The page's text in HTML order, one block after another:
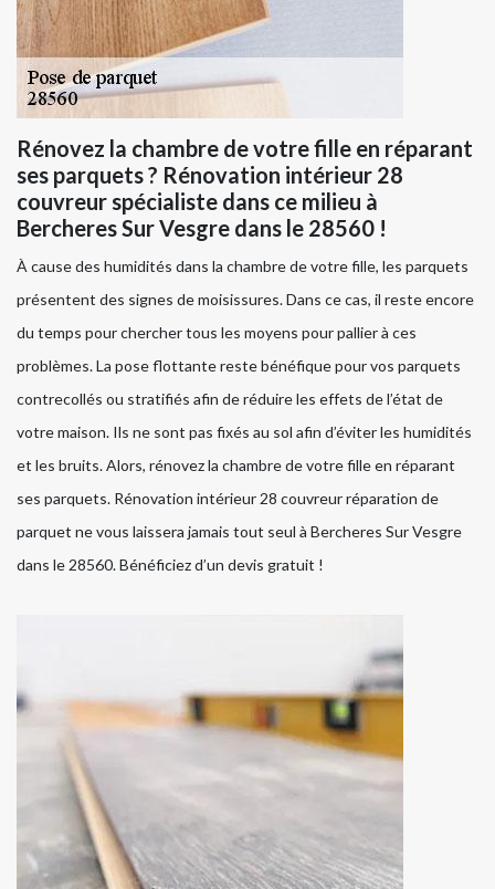
Rénovez la chambre de votre fille en réparant
ses parquets ? Rénovation intérieur 28
couvreur spécialiste dans ce milieu à
Bercheres Sur Vesgre dans le 28560 !
À cause des humidités dans la chambre de votre fille, les parquets
présentent des signes de moisissures. Dans ce cas, il reste encore
du temps pour chercher tous les moyens pour pallier à ces
problèmes. La pose flottante reste bénéfique pour vos parquets
contrecollés ou stratifiés afin de réduire les effets de l’état de
votre maison. Ils ne sont pas fixés au sol afin d’éviter les humidités
et les bruits. Alors, rénovez la chambre de votre fille en réparant
ses parquets. Rénovation intérieur 28 couvreur réparation de
parquet ne vous laissera jamais tout seul à Bercheres Sur Vesgre
dans le 28560. Bénéficiez d’un devis gratuit !